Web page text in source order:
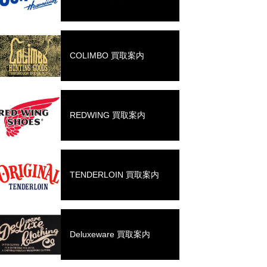
COLIMBO 買取案内
REDWING 買取案内
TENDERLOIN 買取案内
Deluxeware 買取案内